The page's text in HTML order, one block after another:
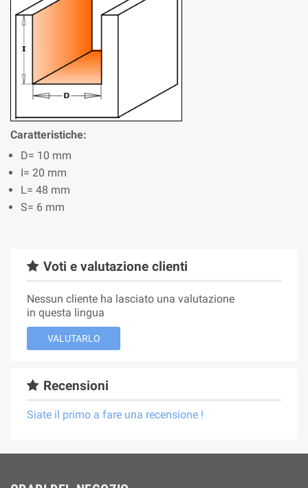
Caratteristiche:
D= 10 mm
I= 20 mm
L= 48 mm
S= 6 mm
Voti e valutazione clienti
Nessun cliente ha lasciato una valutazione
in questa lingua
VALUTARLO
Recensioni
Siate il primo a fare una recensione !